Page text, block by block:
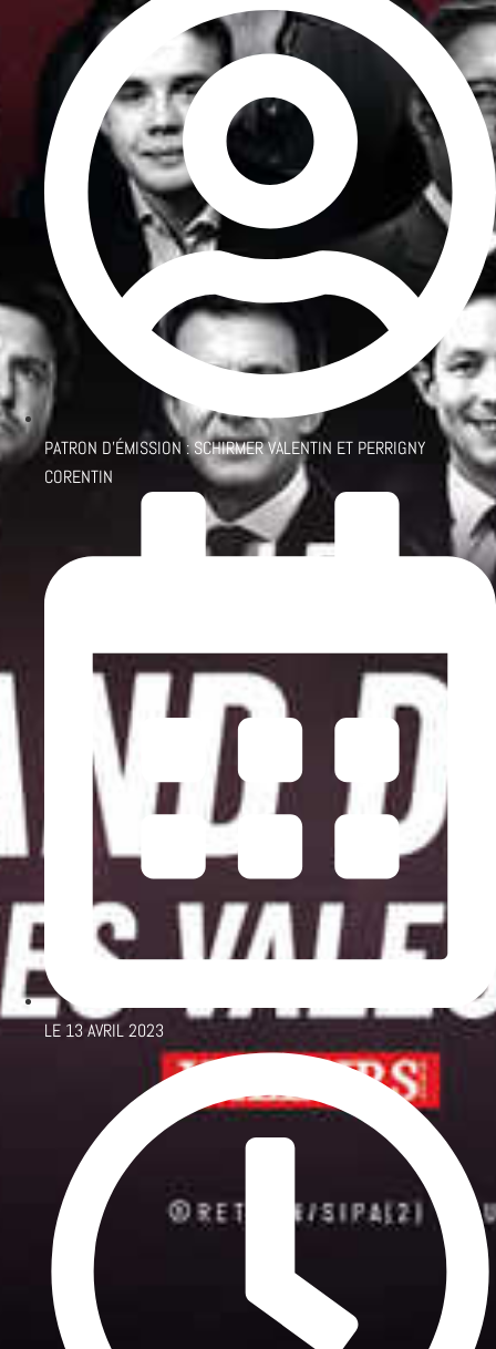
PATRON D'ÉMISSION :SCHIRMER VALENTIN ET PERRIGNY
CORENTIN
LE 13 AVRIL 2023